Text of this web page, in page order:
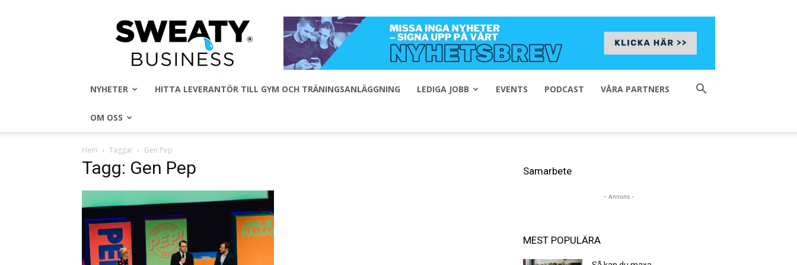
Sweaty
Business
NYHETER HITTA LEVERANTÖR TILL GYM OCH TRÄNINGSANLÄGGNING LEDIGA JOBB EVENTS PODCAST VÅRA PARTNERS
OM OSS
Hem Taggar Gen Pep
Tagg: Gen Pep Samarbete
- Annons -
MEST POPULÄRA